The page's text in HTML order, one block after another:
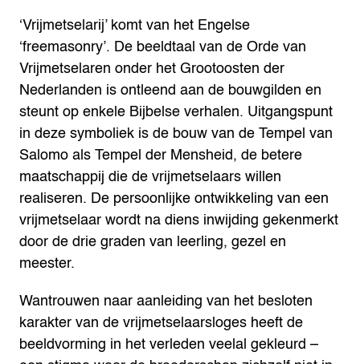
‘Vrijmetselarij’ komt van het Engelse
‘freemasonry’. De beeldtaal van de Orde van
Vrijmetselaren onder het Grootoosten der
Nederlanden is ontleend aan de bouwgilden en
steunt op enkele Bijbelse verhalen. Uitgangspunt
in deze symboliek is de bouw van de Tempel van
Salomo als Tempel der Mensheid, de betere
maatschappij die de vrijmetselaars willen
realiseren. De persoonlijke ontwikkeling van een
vrijmetselaar wordt na diens inwijding gekenmerkt
door de drie graden van leerling, gezel en
meester.
Wantrouwen naar aanleiding van het besloten
karakter van de vrijmetselaarsloges heeft de
beeldvorming in het verleden veelal gekleurd –